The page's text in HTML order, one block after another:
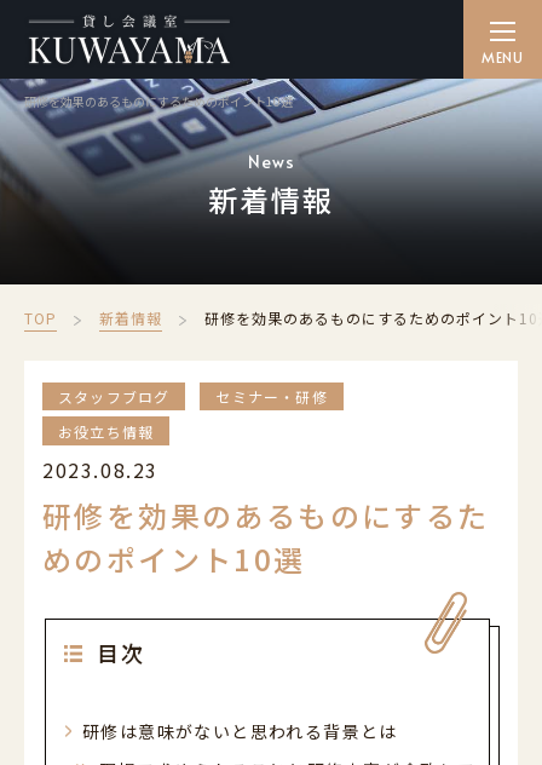
貸し会議室を探す
SEARCH
備品・ケータリング
ご利用方法
HOW TO
ACCESS
よくある質問
FAQ
052-589-6850
（最終受付 / 平日17:00 土曜13:30）
電話受付時間
研修を効果のあるものにするためのポイント10選
News
新着情報
TOP 新着情報 研修を効果のあるものにするためのポイント10
スタッフブログ
セミナー・研修
お役立ち情報
2023.08.23
研修を効果のあるものにするた
めのポイント10選
目次
研修は意味がないと思われる背景とは